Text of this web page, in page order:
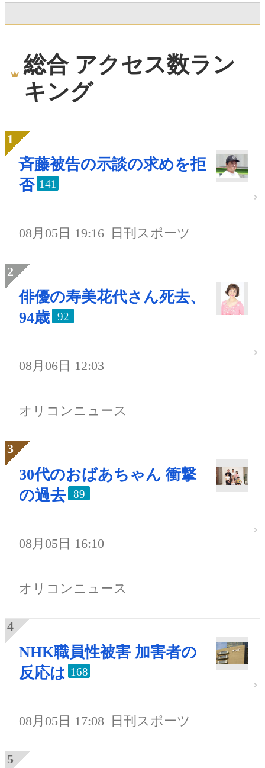
総合 アクセス数ラン
キング
斉藤被告の示談の求めを拒
否 141
08月05日 19:16 日刊スポーツ
俳優の寿美花代さん死去、
94歳
92
08月06日 12:03
オリコンニュース
30代のおばあちゃん 衝撃
の過去
89
08月05日 16:10
オリコンニュース
NHK職員性被害 加害者の
反応は 168
08月05日 17:08 日刊スポーツ